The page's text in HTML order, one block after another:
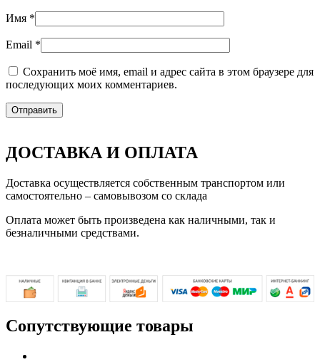
Имя *
Email *
Сохранить моё имя, email и адрес сайта в этом браузере для
последующих моих комментариев.
ДОСТАВКА И ОПЛАТА
Доставка осуществляется собственным транспортом или
самостоятельно – самовывозом со склада
Оплата может быть произведена как наличными, так и
безналичными средствами.
Сопутствующие товары